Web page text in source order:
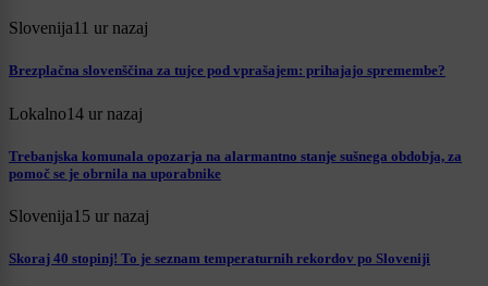
Slovenija11 ur nazaj
Brezplačna slovenščina za tujce pod vprašajem: prihajajo spremembe?
Lokalno14 ur nazaj
Trebanjska komunala opozarja na alarmantno stanje sušnega obdobja, za
pomoč se je obrnila na uporabnike
Slovenija15 ur nazaj
Skoraj 40 stopinj! To je seznam temperaturnih rekordov po Sloveniji